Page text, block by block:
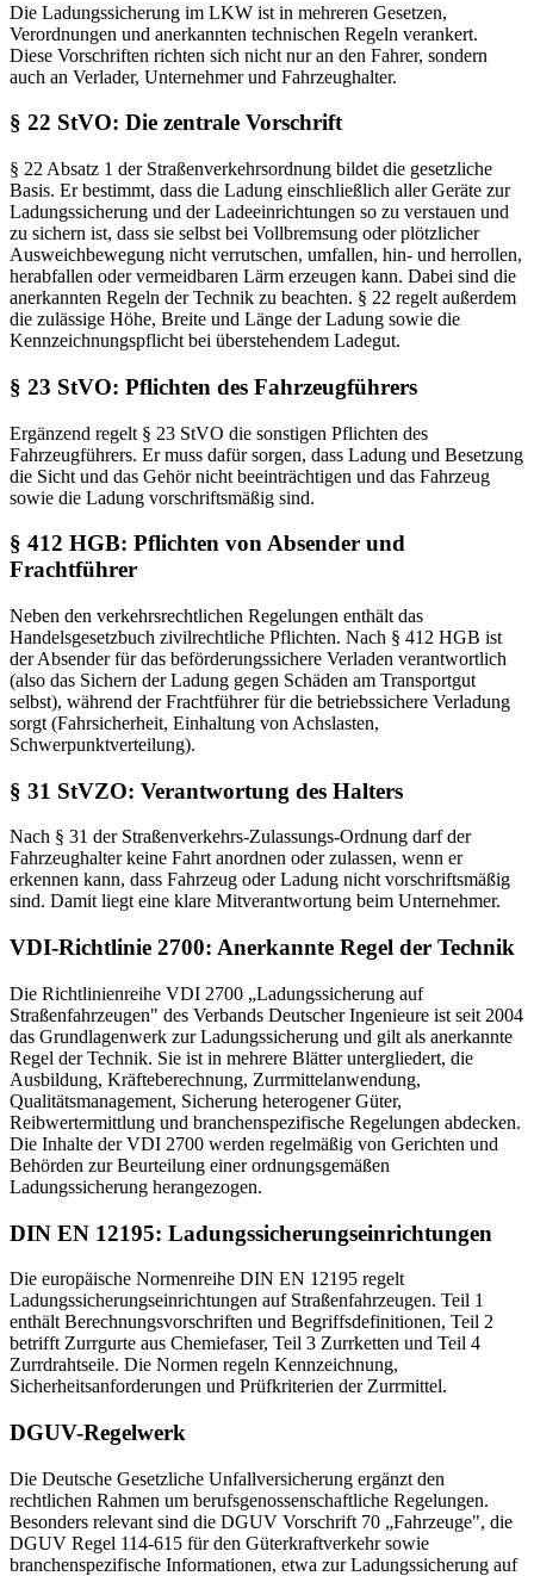
Die Ladungssicherung im LKW ist in mehreren Gesetzen,
Verordnungen und anerkannten technischen Regeln verankert.
Diese Vorschriften richten sich nicht nur an den Fahrer, sondern
auch an Verlader, Unternehmer und Fahrzeughalter.
§ 22 StVO: Die zentrale Vorschrift
§ 22 Absatz 1 der Straßenverkehrsordnung bildet die gesetzliche
Basis. Er bestimmt, dass die Ladung einschließlich aller Geräte zur
Ladungssicherung und der Ladeeinrichtungen so zu verstauen und
zu sichern ist, dass sie selbst bei Vollbremsung oder plötzlicher
Ausweichbewegung nicht verrutschen, umfallen, hin- und herrollen,
herabfallen oder vermeidbaren Lärm erzeugen kann. Dabei sind die
anerkannten Regeln der Technik zu beachten. § 22 regelt außerdem
die zulässige Höhe, Breite und Länge der Ladung sowie die
Kennzeichnungspflicht bei überstehendem Ladegut.
§ 23 StVO: Pflichten des Fahrzeugführers
Ergänzend regelt § 23 StVO die sonstigen Pflichten des
Fahrzeugführers. Er muss dafür sorgen, dass Ladung und Besetzung
die Sicht und das Gehör nicht beeinträchtigen und das Fahrzeug
sowie die Ladung vorschriftsmäßig sind.
§ 412 HGB: Pflichten von Absender und
Frachtführer
Neben den verkehrsrechtlichen Regelungen enthält das
Handelsgesetzbuch zivilrechtliche Pflichten. Nach § 412 HGB ist
der Absender für das beförderungssichere Verladen verantwortlich
(also das Sichern der Ladung gegen Schäden am Transportgut
selbst), während der Frachtführer für die betriebssichere Verladung
sorgt (Fahrsicherheit, Einhaltung von Achslasten,
Schwerpunktverteilung).
§ 31 StVZO: Verantwortung des Halters
Nach § 31 der Straßenverkehrs-Zulassungs-Ordnung darf der
Fahrzeughalter keine Fahrt anordnen oder zulassen, wenn er
erkennen kann, dass Fahrzeug oder Ladung nicht vorschriftsmäßig
sind. Damit liegt eine klare Mitverantwortung beim Unternehmer.
VDI-Richtlinie 2700: Anerkannte Regel der Technik
Die Richtlinienreihe VDI 2700 „Ladungssicherung auf
Straßenfahrzeugen" des Verbands Deutscher Ingenieure ist seit 2004
das Grundlagenwerk zur Ladungssicherung und gilt als anerkannte
Regel der Technik. Sie ist in mehrere Blätter untergliedert, die
Ausbildung, Kräfteberechnung, Zurrmittelanwendung,
Qualitätsmanagement, Sicherung heterogener Güter,
Reibwertermittlung und branchenspezifische Regelungen abdecken.
Die Inhalte der VDI 2700 werden regelmäßig von Gerichten und
Behörden zur Beurteilung einer ordnungsgemäßen
Ladungssicherung herangezogen.
DIN EN 12195: Ladungssicherungseinrichtungen
Die europäische Normenreihe DIN EN 12195 regelt
Ladungssicherungseinrichtungen auf Straßenfahrzeugen. Teil 1
enthält Berechnungsvorschriften und Begriffsdefinitionen, Teil 2
betrifft Zurrgurte aus Chemiefaser, Teil 3 Zurrketten und Teil 4
Zurrdrahtseile. Die Normen regeln Kennzeichnung,
Sicherheitsanforderungen und Prüfkriterien der Zurrmittel.
DGUV-Regelwerk
Die Deutsche Gesetzliche Unfallversicherung ergänzt den
rechtlichen Rahmen um berufsgenossenschaftliche Regelungen.
Besonders relevant sind die DGUV Vorschrift 70 „Fahrzeuge", die
DGUV Regel 114-615 für den Güterkraftverkehr sowie
branchenspezifische Informationen, etwa zur Ladungssicherung auf